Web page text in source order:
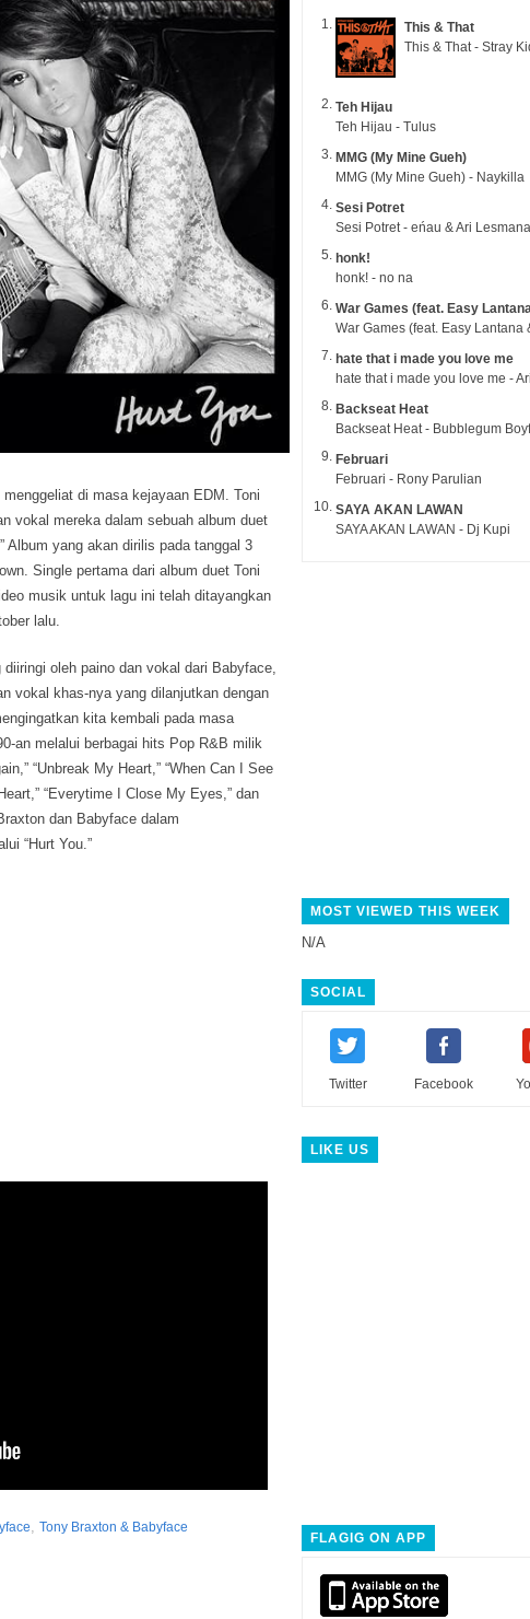
di masa kejayaan EDM. Toni
vokal mereka dalam sebuah album duet
” Album yang akan dirilis pada tanggal 3
Single pertama dari album duet Toni
musik untuk lagu ini telah ditayangkan
lalu.
diiringi oleh paino dan vokal dari Babyface,
vokal khas-nya yang dilanjutkan dengan
kita kembali pada masa
an melalui berbagai hits Pop R&B milik
“Unbreak My Heart,” “When Can I See
“Everytime I Close My Eyes,” dan
dan Babyface dalam
“Hurt You.”
, Tony Braxton & Babyface
This & That
This & That - Stray
Teh Hijau
Teh Hijau - Tulus
MMG (My Mine Gueh)
MMG (My Mine Gueh) - Naykilla
Sesi Potret
Sesi Potret - eńau & Ari Lesmana
honk!
honk! - no na
War Games (feat. Easy
hate that i made you love me
Backseat Heat
Backseat Heat - Bubblegum
Februari
Februari - Rony Parulian
SAYA AKAN LAWAN
SAYA AKAN LAWAN - Dj Kupi
MOST VIEWED THIS WEEK
N/A
SOCIAL
Twitter Facebook
LIKE US
FLAGIG ON APP